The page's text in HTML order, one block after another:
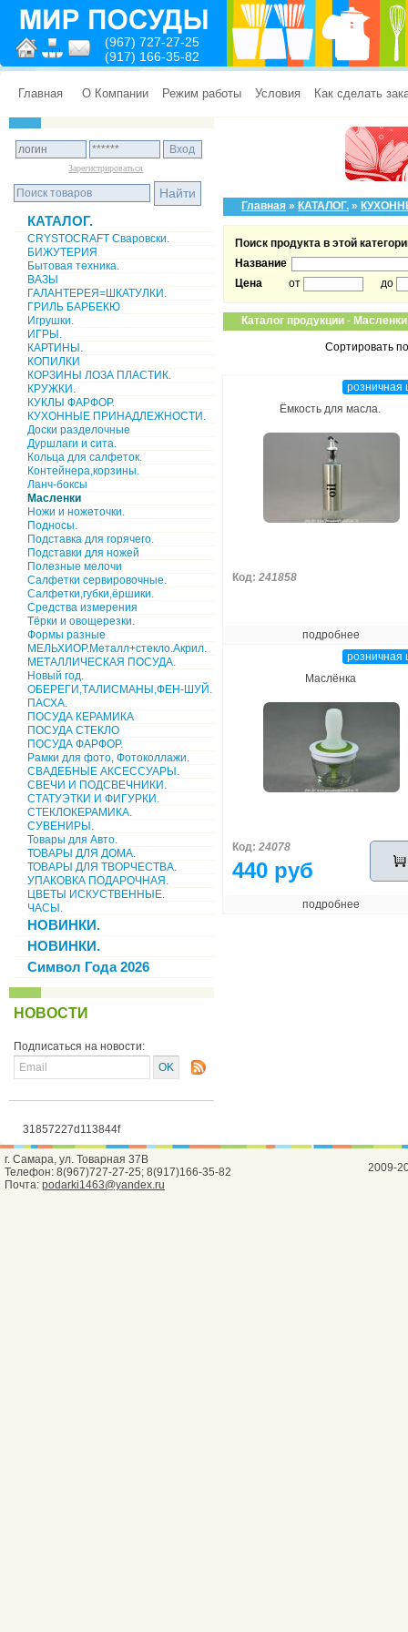
(967) 727-27-25
(917) 166-35-82
Главная О Компании Режим работы Условия Как сделать
Зарегистрироваться
КАТАЛОГ.
CRYSTOCRAFT Сваровски.
БИЖУТЕРИЯ
Бытовая техника.
ВАЗЫ
ГАЛАНТЕРЕЯ=ШКАТУЛКИ.
ГРИЛЬ БАРБЕКЮ
Игрушки.
ИГРЫ.
КАРТИНЫ.
КОПИЛКИ
КОРЗИНЫ ЛОЗА ПЛАСТИК.
КРУЖКИ.
КУКЛЫ ФАРФОР.
КУХОННЫЕ ПРИНАДЛЕЖНОСТИ.
Доски разделочные
Дуршлаги и сита.
Кольца для салфеток.
Контейнера,корзины.
Ланч-боксы
Масленки
Ножи и ножеточки.
Подносы.
Подставка для горячего.
Подставки для ножей
Полезные мелочи
Салфетки сервировочные.
Салфетки,губки,ёршики.
Средства измерения
Тёрки и овощерезки.
Формы разные
МЕЛЬХИОР.Металл+стекло.Акрил.
МЕТАЛЛИЧЕСКАЯ ПОСУДА.
Новый год.
ОБЕРЕГИ,ТАЛИСМАНЫ,ФЕН-ШУЙ.
ПАСХА.
ПОСУДА КЕРАМИКА
ПОСУДА СТЕКЛО
ПОСУДА ФАРФОР.
Рамки для фото, Фотоколлажи.
СВАДЕБНЫЕ АКСЕССУАРЫ.
СВЕЧИ И ПОДСВЕЧНИКИ.
СТАТУЭТКИ И ФИГУРКИ.
СТЕКЛОКЕРАМИКА.
СУВЕНИРЫ.
Товары для Авто.
ТОВАРЫ ДЛЯ ДОМА.
ТОВАРЫ ДЛЯ ТВОРЧЕСТВА.
УПАКОВКА ПОДАРОЧНАЯ.
ЦВЕТЫ ИСКУСТВЕННЫЕ.
ЧАСЫ.
НОВИНКИ.
НОВИНКИ.
Символ Года 2026
НОВОСТИ
Подписаться на новости:
31857227d113844f
Главная » КАТАЛОГ. »
Поиск продукта в этой
Название
Цена
от до
Каталог продукции - Масленки
Сортировать
розничная
Ёмкость для масла.
Код: 241858
подробнее
розничная
Маслёнка
Код: 24078
440 руб
подробнее
г. Самара, ул. Товарная 37В
Телефон: 8(967)727-27-25; 8(917)166-35-82
Почта: podarki1463@yandex.ru
2009-